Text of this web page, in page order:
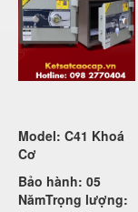
Model: C41 Khoá
Cơ
Bảo hành: 05
NămTrọng lượng: